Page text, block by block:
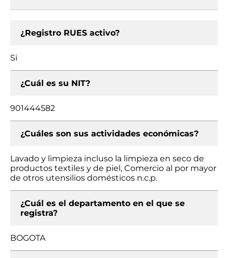
¿Registro RUES activo?
Si
¿Cuál es su NIT?
901444582
¿Cuáles son sus actividades económicas?
Lavado y limpieza incluso la limpieza en seco de
productos textiles y de piel, Comercio al por mayor
de otros utensilios domésticos n.c.p.
¿Cuál es el departamento en el que se
registra?
BOGOTA